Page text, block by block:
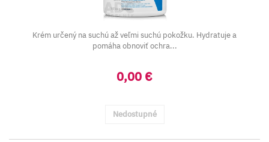
Krém určený na suchú až veľmi suchú pokožku. Hydratuje a
pomáha obnoviť ochra...
0,00 €
Nedostupné